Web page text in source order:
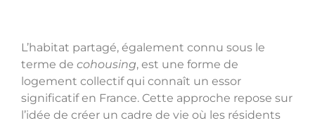
L’habitat partagé, également connu sous le
terme de cohousing, est une forme de
logement collectif qui connaît un essor
significatif en France. Cette approche repose sur
l’idée de créer un cadre de vie où les résidents